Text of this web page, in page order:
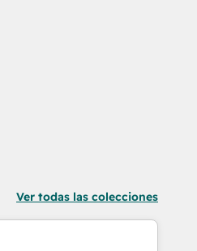
Ver todas las colecciones